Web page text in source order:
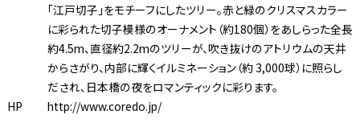
「江戸切子」をモチーフにしたツリー。赤と緑のクリスマスカラー
に彩られた切子模様のオーナメント（約180個）をあしらった全長
約4.5m、直径約2.2mのツリーが、吹き抜けのアトリウムの天井
からさがり、内部に輝くイルミネーション（約 3,000球）に照らし
だされ、日本橋の夜をロマンティックに彩ります。
HP
http://www.coredo.jp/